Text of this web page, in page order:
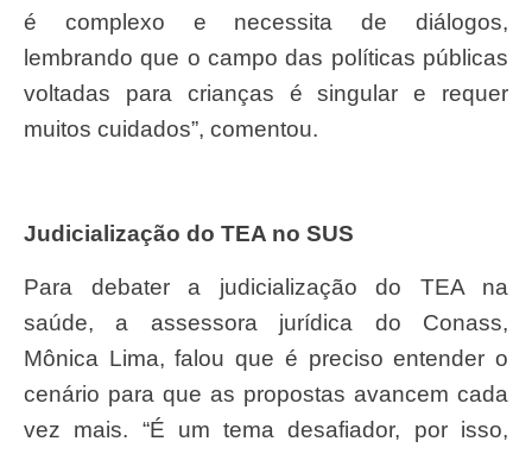
é complexo e necessita de diálogos,
lembrando que o campo das políticas públicas
voltadas para crianças é singular e requer
muitos cuidados”, comentou.
Judicialização do TEA no SUS
Para debater a judicialização do TEA na
saúde, a assessora jurídica do Conass,
Mônica Lima, falou que é preciso entender o
cenário para que as propostas avancem cada
vez mais. “É um tema desafiador, por isso,